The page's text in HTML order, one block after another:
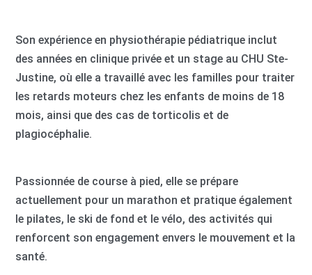
Son expérience en physiothérapie pédiatrique inclut
des années en clinique privée et un stage au CHU Ste-
Justine, où elle a travaillé avec les familles pour traiter
les retards moteurs chez les enfants de moins de 18
mois, ainsi que des cas de torticolis et de
plagiocéphalie.
Passionnée de course à pied, elle se prépare
actuellement pour un marathon et pratique également
le pilates, le ski de fond et le vélo, des activités qui
renforcent son engagement envers le mouvement et la
santé.